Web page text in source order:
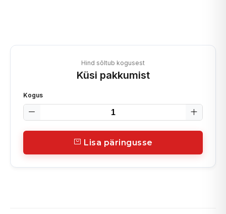
Hind sõltub kogusest
Küsi pakkumist
Kogus
Lisa päringusse